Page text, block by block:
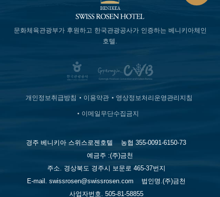
문화체육관광부가 후원하고 한국관광공사가 인증하는 베니키아체인
호텔.
개인정보취급방침 이용약관 영상정보처리운영관리지침
이메일무단수집금지
경주 베니키아 스위스로젠호텔
농협 355-0091-6150-73
예금주 :(주)금천
주소. 경상북도 경주시 보문로 465-37번지
E-mail. swissrosen@swissrosen.com
법인명.(주)금천
사업자번호. 505-81-58855